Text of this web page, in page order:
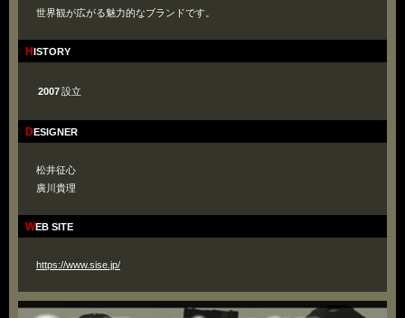
世界観が広がる魅力的なブランドです。
HISTORY
2007設立
DESIGNER
松井征心
廣川貴理
WEB SITE
https://www.sise.jp/